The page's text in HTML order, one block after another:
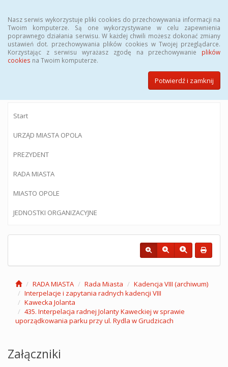
Nasz serwis wykorzystuje pliki cookies do przechowywania informacji na
Twoim komputerze. Są one wykorzystywane w celu zapewnienia
poprawnego działania serwisu. W każdej chwili możesz dokonać zmiany
ustawień dot. przechowywania plików cookies w Twojej przeglądarce.
Korzystając z serwisu wyrażasz zgodę na przechowywanie plików
cookies na Twoim komputerze.
Potwierdź i zamknij
BIULETYN INFORMACJI PUBLICZNEJ
Urzędu Miasta Opola
Start
URZĄD MIASTA OPOLA
PREZYDENT
RADA MIASTA
MIASTO OPOLE
JEDNOSTKI ORGANIZACYJNE
RADA MIASTA Rada Miasta
Kadencja VIII (archiwum)
Interpelacje i zapytania radnych kadencji VIII
Kawecka Jolanta
435. Interpelacja radnej Jolanty Kaweckiej w sprawie
uporządkowania parku przy ul. Rydla w Grudzicach
Załączniki